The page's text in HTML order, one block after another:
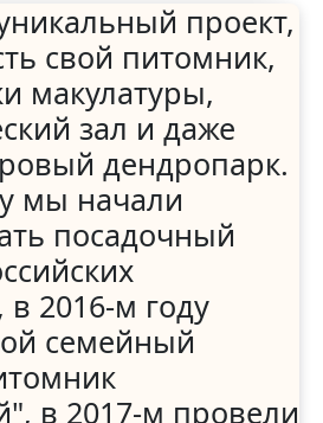
проект,
свой питомник,
макулатуры,
зал и даже
дендропарк.
мы начали
посадочный
2016-м году
семейный
в 2017-м провели